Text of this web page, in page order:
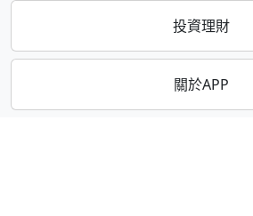
投資理財
關於APP